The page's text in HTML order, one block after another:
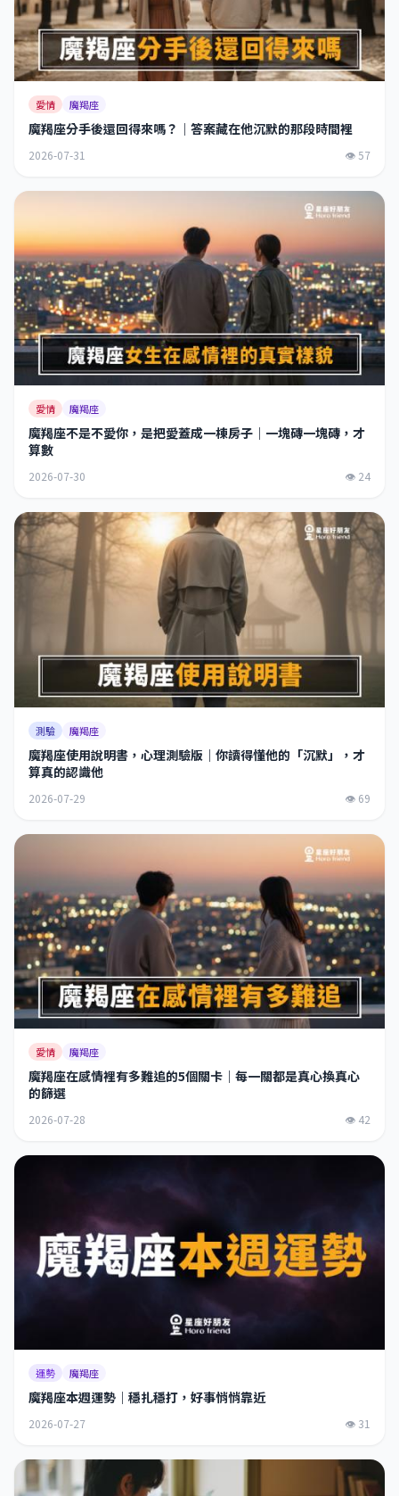
愛情 魔羯座
魔羯座分手後還回得來嗎？｜答案藏在他沉默的那段時間裡
2026-07-31 👁 57
愛情 魔羯座
魔羯座不是不愛你，是把愛蓋成一棟房子｜一塊磚一塊磚，才
算數
2026-07-30 👁 24
測驗 魔羯座
魔羯座使用說明書，心理測驗版｜你讀得懂他的「沉默」，才
算真的認識他
2026-07-29 👁 69
愛情 魔羯座
魔羯座在感情裡有多難追的5個關卡｜每一關都是真心換真心
的篩選
2026-07-28 👁 42
運勢 魔羯座
魔羯座本週運勢｜穩扎穩打，好事悄悄靠近
2026-07-27 👁 31